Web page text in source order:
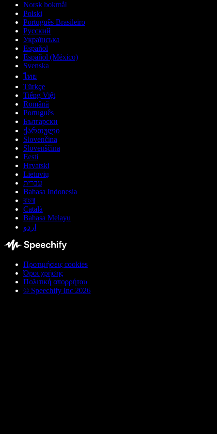
Norsk bokmål
Polski
Português Brasileiro
Русский
Українська
Español
Español (México)
Svenska
ไทย
Türkçe
Tiếng Việt
Română
Português
Български
ქართული
Slovenčina
Slovenščina
Eesti
Hrvatski
Lietuvių
עברית
Bahasa Indonesia
বাংলা
Català
Bahasa Melayu
اردو
Προτιμήσεις cookies
Όροι χρήσης
Πολιτική απορρήτου
© Speechify Inc 2026